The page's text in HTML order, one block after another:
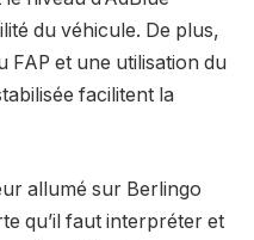
du véhicule. De plus,
FAP et une utilisation du
facilitent la
allumé sur Berlingo
qu’il faut interpréter et